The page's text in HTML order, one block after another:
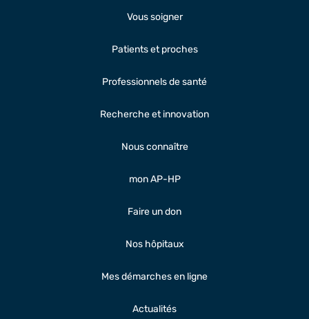
Vous soigner
Patients et proches
Professionnels de santé
Recherche et innovation
Nous connaître
mon AP-HP
Faire un don
Nos hôpitaux
Mes démarches en ligne
Actualités